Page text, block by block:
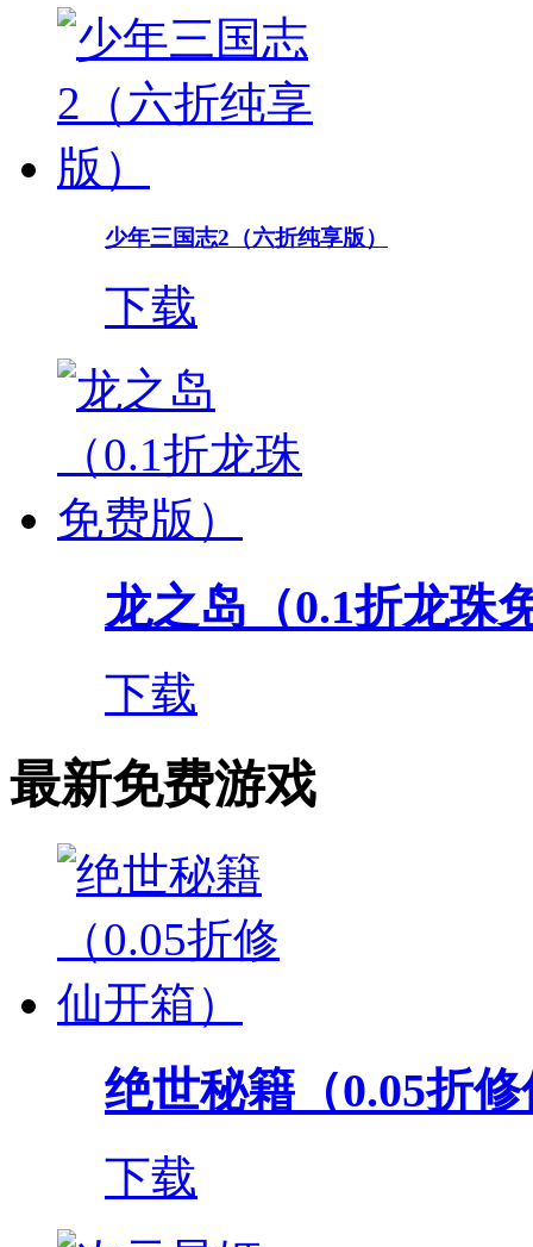
少年三国志2（六折纯享版）
下载
龙之岛（0.1折龙珠
下载
最新免费游戏
绝世秘籍（0.05折
下载